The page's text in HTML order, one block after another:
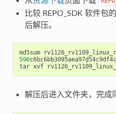
比较 REPO_SDK 软件包
后解压。
md5sum
596
tar xvf
解压后进入文件夹，完成